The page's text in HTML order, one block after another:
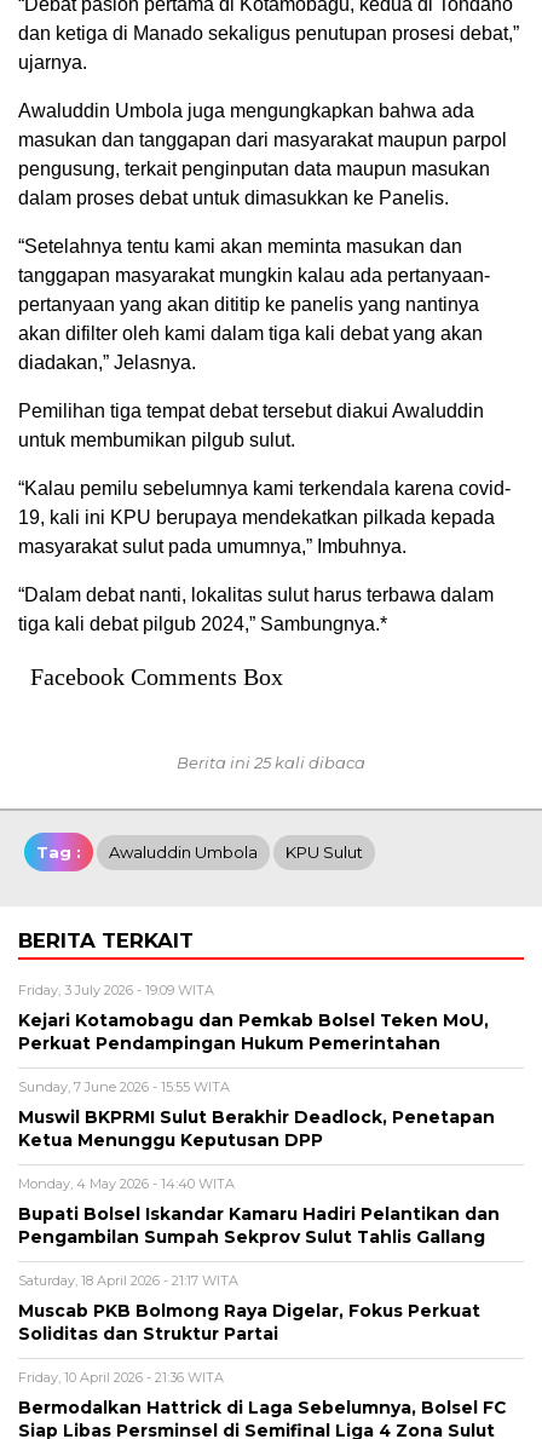
“Debat paslon pertama di Kotamobagu, kedua di Tondano
dan ketiga di Manado sekaligus penutupan prosesi debat,”
ujarnya.
Awaluddin Umbola juga mengungkapkan bahwa ada
masukan dan tanggapan dari masyarakat maupun parpol
pengusung, terkait penginputan data maupun masukan
dalam proses debat untuk dimasukkan ke Panelis.
“Setelahnya tentu kami akan meminta masukan dan
tanggapan masyarakat mungkin kalau ada pertanyaan-
pertanyaan yang akan dititip ke panelis yang nantinya
akan difilter oleh kami dalam tiga kali debat yang akan
diadakan,” Jelasnya.
Pemilihan tiga tempat debat tersebut diakui Awaluddin
untuk membumikan pilgub sulut.
“Kalau pemilu sebelumnya kami terkendala karena covid-
19, kali ini KPU berupaya mendekatkan pilkada kepada
masyarakat sulut pada umumnya,” Imbuhnya.
“Dalam debat nanti, lokalitas sulut harus terbawa dalam
tiga kali debat pilgub 2024,” Sambungnya.*
Facebook Comments Box
Berita ini 25 kali dibaca
Tag : Awaluddin Umbola KPU Sulut
BERITA TERKAIT
Friday, 3 July 2026 - 19:09 WITA
Kejari Kotamobagu dan Pemkab Bolsel Teken MoU,
Perkuat Pendampingan Hukum Pemerintahan
Sunday, 7 June 2026 - 15:55 WITA
Muswil BKPRMI Sulut Berakhir Deadlock, Penetapan
Ketua Menunggu Keputusan DPP
Monday, 4 May 2026 - 14:40 WITA
Bupati Bolsel Iskandar Kamaru Hadiri Pelantikan dan
Pengambilan Sumpah Sekprov Sulut Tahlis Gallang
Saturday, 18 April 2026 - 21:17 WITA
Muscab PKB Bolmong Raya Digelar, Fokus Perkuat
Soliditas dan Struktur Partai
Friday, 10 April 2026 - 21:36 WITA
Bermodalkan Hattrick di Laga Sebelumnya, Bolsel FC
Siap Libas Persminsel di Semifinal Liga 4 Zona Sulut